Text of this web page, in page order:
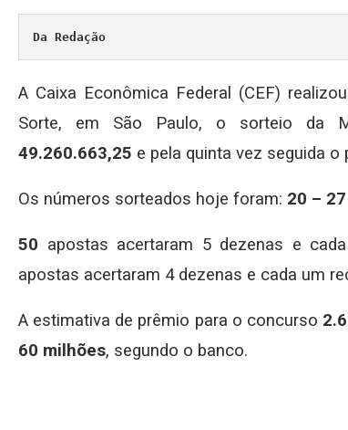
Da Redação
A Caixa Econômica Federal (CEF)
Sorte, em São Paulo, o sorteio da
49.260.663,25 e pela quinta vez seguida o
Os números sorteados hoje foram: 20 –
50 apostas acertaram 5 dezenas e
apostas acertaram 4 dezenas e cada um
A estimativa de prêmio para o concurso
60 milhões, segundo o banco.